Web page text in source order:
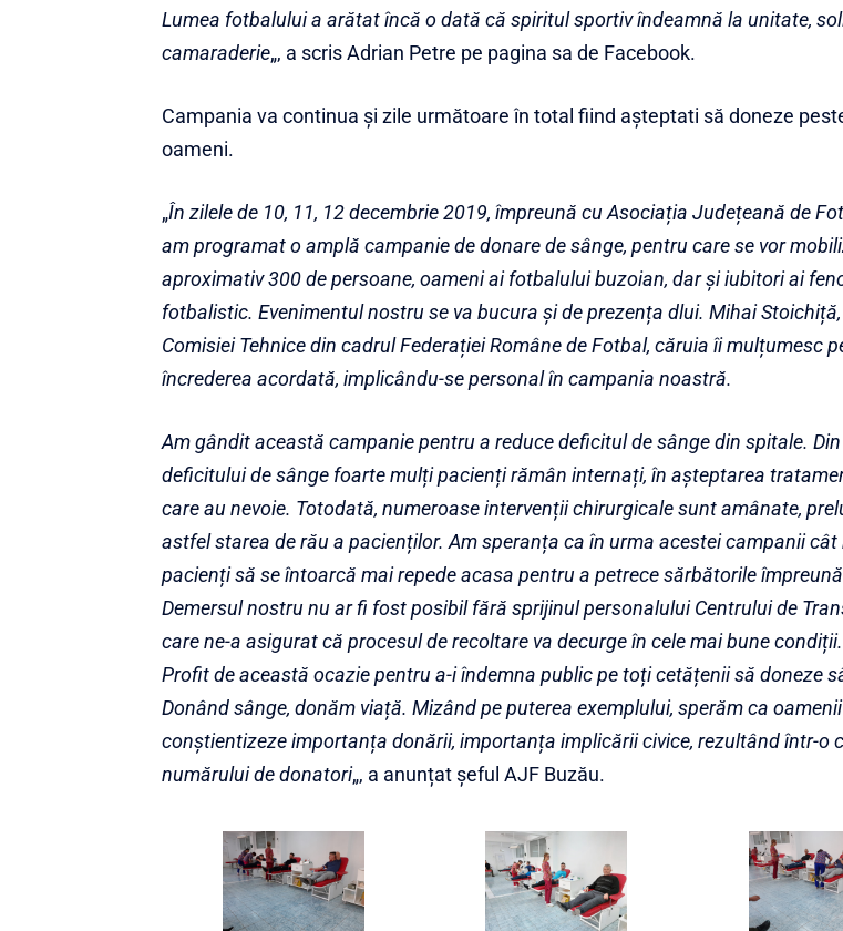
Lumea fotbalului a arătat încă o dată că spiritul sportiv îndeamnă la unitate,
camaraderie„, a scris Adrian Petre pe pagina sa de Facebook.
Campania va continua și zile următoare în total fiind așteptati să doneze
oameni.
„În zilele de 10, 11, 12 decembrie 2019, împreună cu Asociația Județeană de
am programat o amplă campanie de donare de sânge, pentru care se vor
aproximativ 300 de persoane, oameni ai fotbalului buzoian, dar și iubitori ai
fotbalistic. Evenimentul nostru se va bucura și de prezența dlui. Mihai
Comisiei Tehnice din cadrul Federației Române de Fotbal, căruia îi mulțumesc
încrederea acordată, implicându-se personal în campania noastră.
Am gândit această campanie pentru a reduce deficitul de sânge din spitale.
deficitului de sânge foarte mulți pacienți rămân internați, în așteptarea
care au nevoie. Totodată, numeroase intervenții chirurgicale sunt amânate,
astfel starea de rău a pacienților. Am speranța ca în urma acestei campanii
pacienți să se întoarcă mai repede acasa pentru a petrece sărbătorile
Demersul nostru nu ar fi fost posibil fără sprijinul personalului Centrului de
care ne-a asigurat că procesul de recoltare va decurge în cele mai bune condiții.
Profit de această ocazie pentru a-i îndemna public pe toți cetățenii să doneze
Donând sânge, donăm viață. Mizând pe puterea exemplului, sperăm ca
conștientizeze importanța donării, importanța implicării civice, rezultând într-o
numărului de donatori„, a anunțat șeful AJF Buzău.